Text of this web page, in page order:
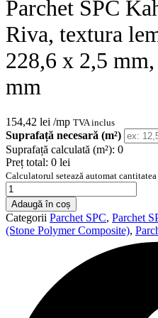
Parchet SPC
Riva, textura
228,6 x 2,5
mm
154,42 lei /mp TVA inclus
Suprafață necesară (m²)
Suprafață calculată (m²): 0
Preț total: 0 lei
Calculatorul setează automat
Cantitate
Parchet
SPC
Kahrs
Dry
Adaugă în coș
Categorii Parchet SPC, Parchet
(Stone Polymer Composite),